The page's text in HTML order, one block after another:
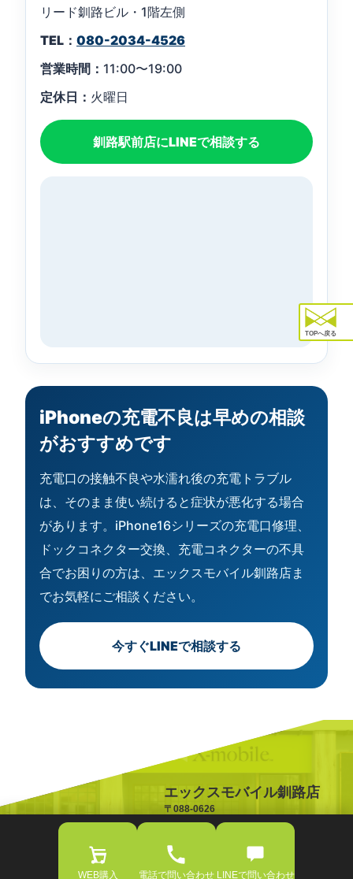
リード釧路ビル・1階左側
TEL： 080-2034-4526
営業時間： 11:00〜19:00
定休日： 火曜日
釧路駅前店にLINEで相談する
iPhoneの充電不良は早めの相談
がおすすめです
充電口の接触不良や水濡れ後の充電トラブル
は、そのまま使い続けると症状が悪化する場合
があります。iPhone16シリーズの充電口修理、
ドックコネクター交換、充電コネクターの不具
合でお困りの方は、エックスモバイル釧路店ま
でお気軽にご相談ください。
今すぐLINEで相談する
エックスモバイル釧路店
〒088-0626
北海道釧路郡釧路町桂5丁目3
OPEN:10:00-18:00
TOPへ戻る
WEB購入 電話で問い合わせ LINEで問い合わせ